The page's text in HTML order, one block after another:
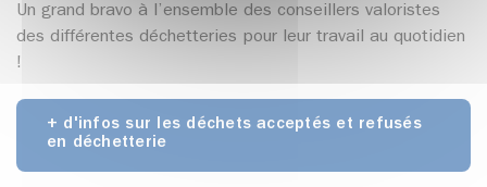
Un grand bravo à l’ensemble des conseillers valoristes
des différentes déchetteries pour leur travail au quotidien
!
+ d'infos sur les déchets acceptés et refusés
en déchetterie